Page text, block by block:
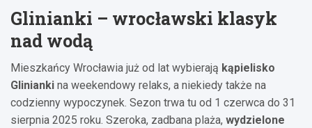
Glinianki – wrocławski klasyk
nad wodą
Mieszkańcy Wrocławia już od lat wybierają kąpielisko
Glinianki na weekendowy relaks, a niekiedy także na
codzienny wypoczynek. Sezon trwa tu od 1 czerwca do 31
sierpnia 2025 roku. Szeroka, zadbana plaża, wydzielone